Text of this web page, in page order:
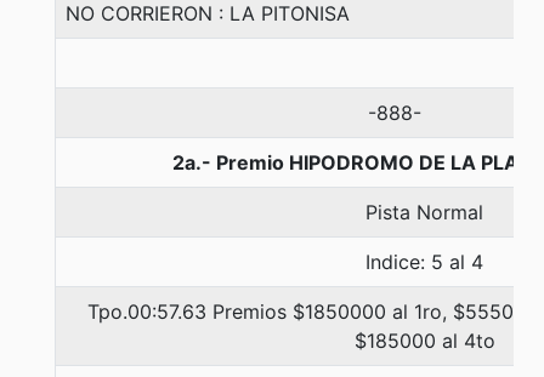
NO CORRIERON : LA PITONISA
-888-
2a.- Premio HIPODROMO DE LA
Pista Normal
Indice: 5 al 4
Tpo.00:57.63 Premios $1850000 al 1ro,
$185000 al 4to